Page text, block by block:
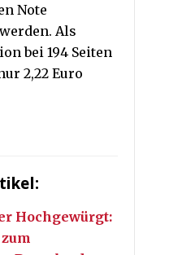
Note
Als
bei 194 Seiten
2,22 Euro
Hochgewürgt: